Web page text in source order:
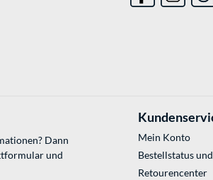
Dann
und
Mein Konto
Bestellstatus
Retourencenter